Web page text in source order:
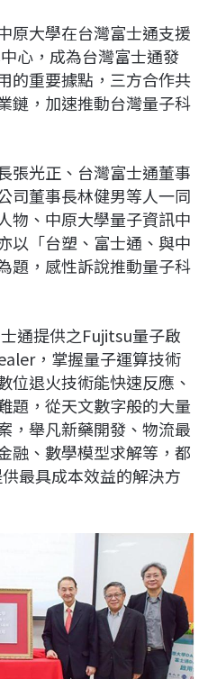
原大學在台灣富士通支援
心，成為台灣富士通發
的重要據點，三方合作共
鏈，加速推動台灣量子科
張光正、台灣富士通董事
司董事長林健男等人一同
物、中原大學量子資訊中
以「台塑、富士通、與中
題，感性訴說推動量子科
通提供之Fujitsu量子啟
，掌握量子運算技術
位退火技術能快速反應、
題，從天文數字般的大量
，舉凡新藥開發、物流最
融、數學模型求解等，都
最具成本效益的解決方